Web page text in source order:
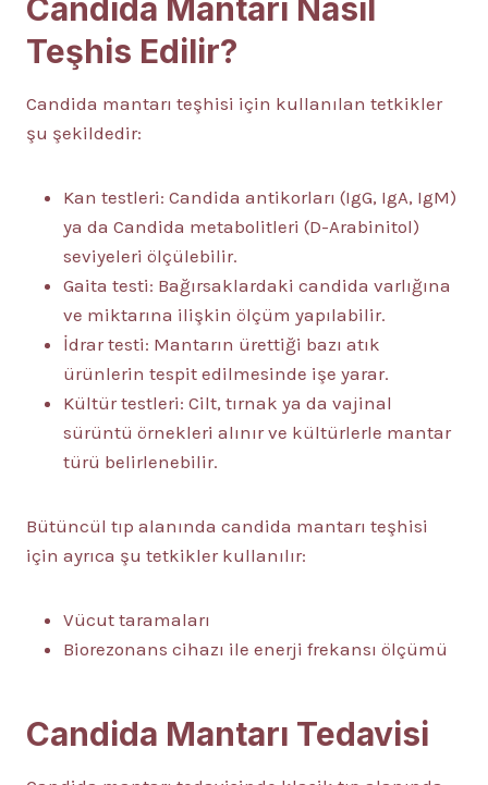
Candida Mantarı Nasıl
Teşhis Edilir?
Candida mantarı teşhisi için kullanılan tetkikler
şu şekildedir:
Kan testleri: Candida antikorları (IgG, IgA, IgM)
ya da Candida metabolitleri (D-Arabinitol)
seviyeleri ölçülebilir.
Gaita testi: Bağırsaklardaki candida varlığına
ve miktarına ilişkin ölçüm yapılabilir.
İdrar testi: Mantarın ürettiği bazı atık
ürünlerin tespit edilmesinde işe yarar.
Kültür testleri: Cilt, tırnak ya da vajinal
sürüntü örnekleri alınır ve kültürlerle mantar
türü belirlenebilir.
Bütüncül tıp alanında candida mantarı teşhisi
için ayrıca şu tetkikler kullanılır:
Vücut taramaları
Biorezonans cihazı ile enerji frekansı ölçümü
Candida Mantarı Tedavisi